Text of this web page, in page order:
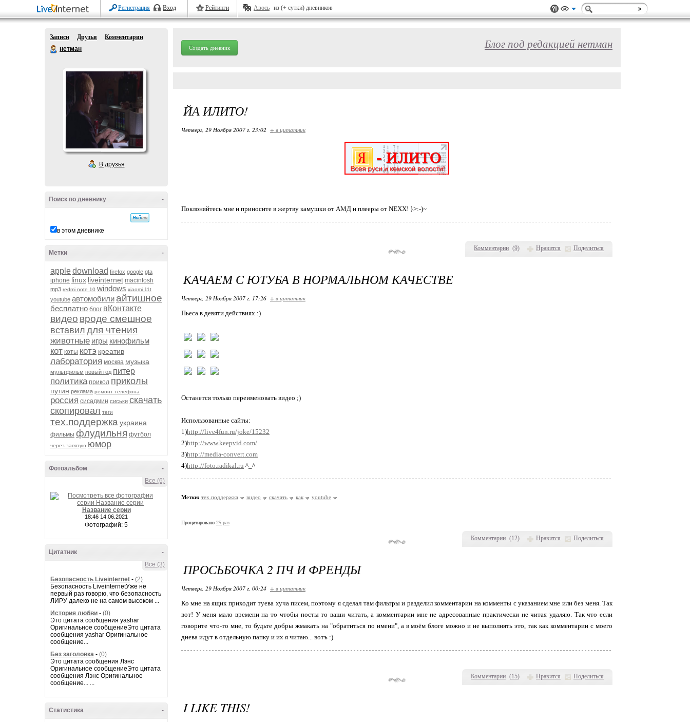
Регистрация Вход Рейтинги Авось из (+ сутки) дневников
Записи Друзья
Комментарии
нетман
В друзья
-
Поиск по дневнику
в этом дневнике
-
Метки
appledownload firefox google gta
iphone linux liveinternet macintosh
mp3 redmi note 10 windows xiaomi 11t
youtube автомобили айтишное
бесплатно блог вКонтакте
видео вроде смешное
вставил для чтения
животные игры кинофильм
кот коты котэ креатив
лаборатория москва музыка
мультфильм новый год питер
политика прикол приколы
путин реклама ремонт телефона
россия сисадмин сиськи скачать
скопировал теги
тех.поддержка украина
фильмы флудильня футбол
через запятую юмор
-
Фотоальбом
Все (6)
Название серии
18:46 14.06.2021
Фотографий: 5
-
Цитатник
Все (3)
Безопасность Liveinternet - (2)
Безопасность LiveinternetУже не
первый раз говорю, что безопасность
ЛИРУ далеко не на самом высоком ...
История любви - (0)
Это цитата сообщения yashar
Оригинальное сообщениеЭто цитата
сообщения yashar Оригинальное
сообщение...
Без заголовка - (0)
Это цитата сообщения Лэнс
Оригинальное сообщениеЭто цитата
сообщения Лэнс Оригинальное
сообщение... ...
-
Статистика
Создать дневник Блог под редакцией нетман
Комментарии (9) Нравится Поделиться
ЙА ИЛИТО!
Четверг, 29 Ноября 2007 г. 23:02 + в цитатник
Поклоняйтесь мне и приносите в жертву камушки от АМД и плееры от NEXX! }>:-)~
Комментарии (12) Нравится Поделиться
КАЧАЕМ С ЮТУБА В НОРМАЛЬНОМ КАЧЕСТВЕ
Четверг, 29 Ноября 2007 г. 17:26 + в цитатник
Пьеса в девяти действиях :)
Останется только переименовать видео ;)
Использованные сайты:
1)http://live4fun.ru/joke/15232
2)http://www.keepvid.com/
3)http://media-convert.com
4)http://foto.radikal.ru ^_^
Метки: тех.поддержка видео скачать как youtube
Процитировано 25 раз
Комментарии (15) Нравится Поделиться
ПРОСЬБОЧКА 2 ПЧ И ФРЕНДЫ
Четверг, 29 Ноября 2007 г. 00:24 + в цитатник
Ко мне на ящик приходит туева хуча писем, поэтому я сделал там фильтры и разделил комментарии на комменты с указанием мне или без меня. Так
вот! У меня мало времени на то чтобы посты то ваши читать, а комментарии мне не адресованные практически не читая удаляю. Так что если
говорите что-то мне, то будьте добры жмакать на "обратиться по имени", а в моём блоге можно и не выполнять это, так как комментарии с моего
днева идут в отдельную папку и их я читаю... вотъ :)
I LIKE THIS!